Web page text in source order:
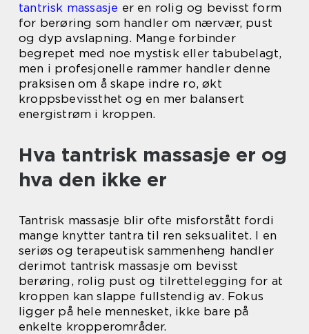
tantrisk massasje er en rolig og bevisst form
for berøring som handler om nærvær, pust
og dyp avslapning. Mange forbinder
begrepet med noe mystisk eller tabubelagt,
men i profesjonelle rammer handler denne
praksisen om å skape indre ro, økt
kroppsbevissthet og en mer balansert
energistrøm i kroppen.
Hva tantrisk massasje er og
hva den ikke er
Tantrisk massasje blir ofte misforstått fordi
mange knytter tantra til ren seksualitet. I en
seriøs og terapeutisk sammenheng handler
derimot tantrisk massasje om bevisst
berøring, rolig pust og tilrettelegging for at
kroppen kan slappe fullstendig av. Fokus
ligger på hele mennesket, ikke bare på
enkelte kropperområder.